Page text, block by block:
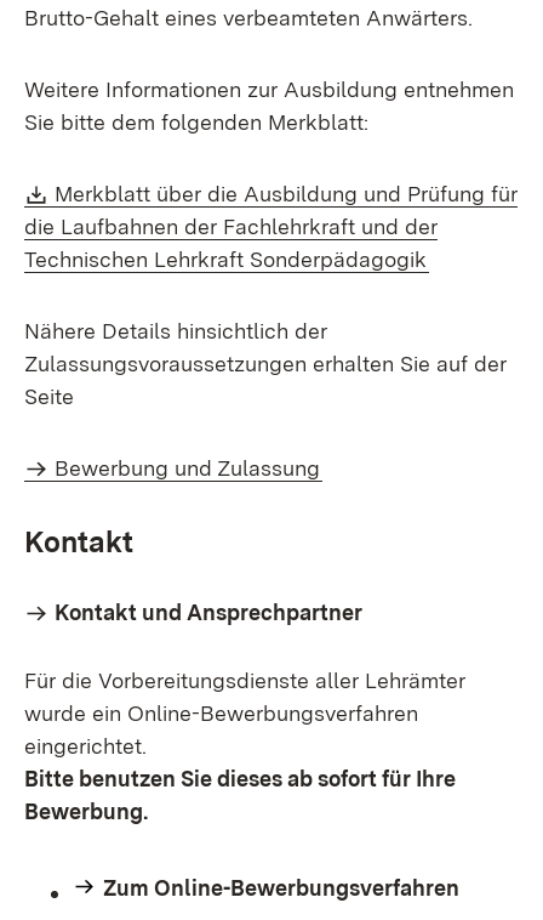
Brutto-Gehalt eines verbeamteten Anwärters.
Weitere Informationen zur Ausbildung entnehmen
Sie bitte dem folgenden Merkblatt:
Download:
Merkblatt über die Ausbildung und Prüfung für
die Laufbahnen der Fachlehrkraft und der
Technischen Lehrkraft Sonderpädagogik
Nähere Details hinsichtlich der
Zulassungsvoraussetzungen erhalten Sie auf der
Seite
Bewerbung und Zulassung
Kontakt
Kontakt und Ansprechpartner
Für die Vorbereitungsdienste aller Lehrämter
wurde ein Online-Bewerbungsverfahren
eingerichtet.
Bitte benutzen Sie dieses ab sofort für Ihre
Bewerbung.
Zum Online-Bewerbungsverfahren